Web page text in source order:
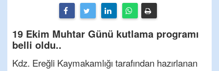
19 Ekim Muhtar Günü kutlama programı
belli oldu..
Kdz. Ereğli Kaymakamlığı tarafından hazırlanan